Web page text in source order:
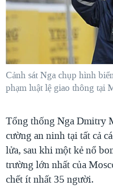
"Tìm"NGƯỜI VIỆT HẢI NGOẠI
ĐỜI SỐNG
KHOA HỌC
SỨC KHOẺ
THỂ THAO
GIÁO DỤC
TẠI
HÀNH TRÌNH BẦU CỬ 2024
MỘT NĂM CHIẾN TRANH
GIẢI MÃ VÀNH ĐAI & CON
NGÀY TỊ NẠN THẾ GIỚI
TRỊNH VĨNH BÌNH - NGƯỜI
CHI PHÍ CHIẾN TRANH
CÁC GIÁ TRỊ CỘNG HÒA Ở
THƯỢNG ĐỈNH TRUMP-KIM
TRỊNH VĨNH BÌNH VS. CHÍNH
VIDEO
NGHE
Cảnh sát Nga chụp hình
phạm luật lệ giao thông tại
Tổng thống Nga Dmitry
cường an ninh tại tất cả
lửa, sau khi một kẻ nổ
trường lớn nhất của
chết ít nhất 35 người.